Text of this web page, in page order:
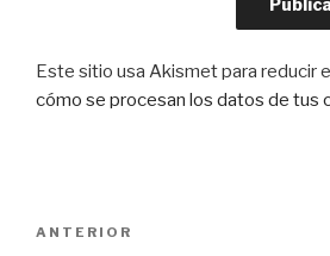
Este sitio usa Akismet para reducir
cómo se procesan los datos de tus
Entrada
ANTERIOR